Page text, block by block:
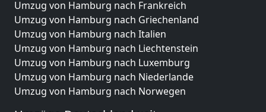
Umzug von Hamburg nach Frankreich
Umzug von Hamburg nach Griechenland
Umzug von Hamburg nach Italien
Umzug von Hamburg nach Liechtenstein
Umzug von Hamburg nach Luxemburg
Umzug von Hamburg nach Niederlande
Umzug von Hamburg nach Norwegen